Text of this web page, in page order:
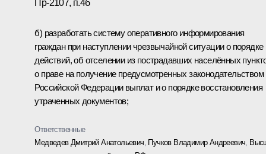
Пр-2107, п.4б
б) разработать систему оперативного информирования
граждан при наступлении чрезвычайной ситуации о порядке
действий, об отселении из пострадавших населённых
о праве на получение предусмотренных законодательством
Российской Федерации выплат и о порядке восстановления
утраченных документов;
Ответственные
Медведев Дмитрий Анатольевич Пучков Владимир Андреевич